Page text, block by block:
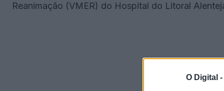
O Digital -
Reanimação (VMER) do Hospital do Litoral